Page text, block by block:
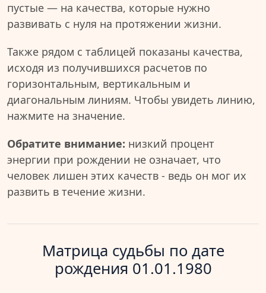
пустые — на качества, которые нужно
развивать с нуля на протяжении жизни.
Также рядом с таблицей показаны качества,
исходя из получившихся расчетов по
горизонтальным, вертикальным и
диагональным линиям. Чтобы увидеть линию,
нажмите на значение.
Обратите внимание: низкий процент
энергии при рождении не означает, что
человек лишен этих качеств - ведь он мог их
развить в течение жизни.
Матрица судьбы по дате
рождения 01.01.1980